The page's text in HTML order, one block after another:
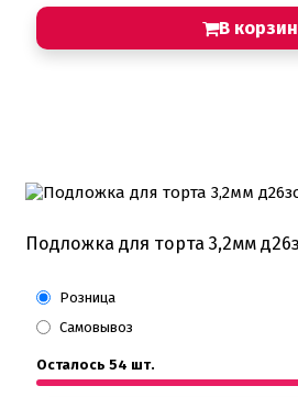
В
Подложка для торта 3,2мм
Розница
Самовывоз
Осталось 54 шт.